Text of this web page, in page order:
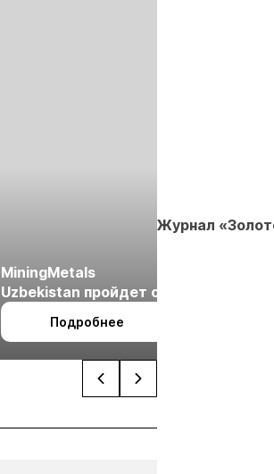
MiningMetals
Uzbekistan пройдет с
27 по 29 октября в г.
Ташкент
Подробнее
Журнал